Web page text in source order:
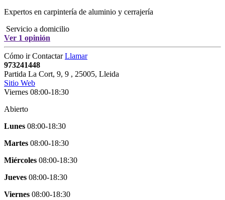
Expertos en carpintería de aluminio y cerrajería
Servicio a domicilio
Ver 1 opinión
Cómo irContactarLlamar
973241448
Partida La Cort, 9, 9 , 25005, Lleida
Sitio Web
Viernes 08:00-18:30
Abierto
Lunes 08:00-18:30
Martes 08:00-18:30
Miércoles 08:00-18:30
Jueves 08:00-18:30
Viernes 08:00-18:30